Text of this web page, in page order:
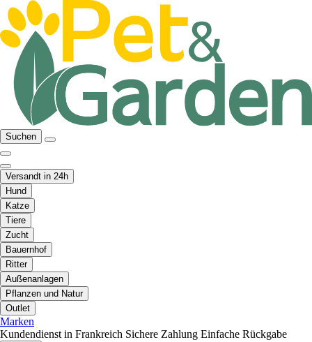
Suchen
Versandt in 24h
Hund
Katze
Tiere
Zucht
Bauernhof
Ritter
Außenanlagen
Pflanzen und Natur
Outlet
Marken
Kundendienst in Frankreich Sichere Zahlung Einfache Rückgabe